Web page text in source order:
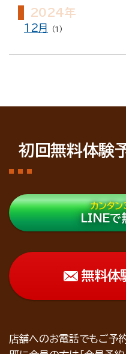
2024年
12月 (1)
初回無料体験
カンタ
LINEで
無料体
店舗へのお電話でもご予